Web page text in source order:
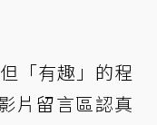
「有趣」的程
片留言區認真